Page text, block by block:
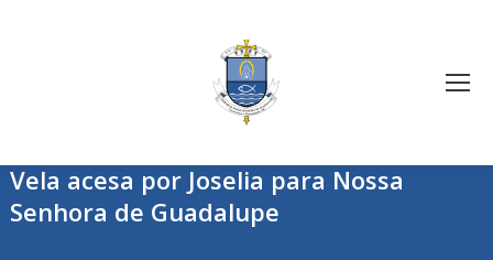
Vela acesa por Joselia para Nossa
Senhora de Guadalupe